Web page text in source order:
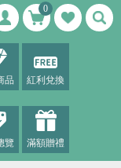
0
品 紅利兌換
覽 滿額贈禮